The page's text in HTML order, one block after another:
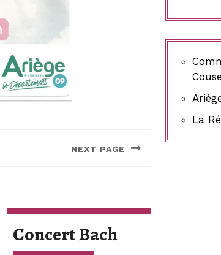
NEXT PAGE
Concert BachConcert
La